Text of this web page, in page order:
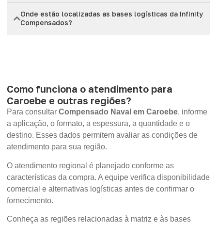
Onde estão localizadas as bases logísticas da Infinity
Compensados?
Como funciona o atendimento para
Caroebe e outras regiões?
Para consultar Compensado Naval em Caroebe, informe
a aplicação, o formato, a espessura, a quantidade e o
destino. Esses dados permitem avaliar as condições de
atendimento para sua região.
O atendimento regional é planejado conforme as
características da compra. A equipe verifica disponibilidade
comercial e alternativas logísticas antes de confirmar o
fornecimento.
Conheça as regiões relacionadas à matriz e às bases